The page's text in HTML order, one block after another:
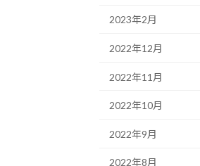
2023年2月
2022年12月
2022年11月
2022年10月
2022年9月
2022年8月